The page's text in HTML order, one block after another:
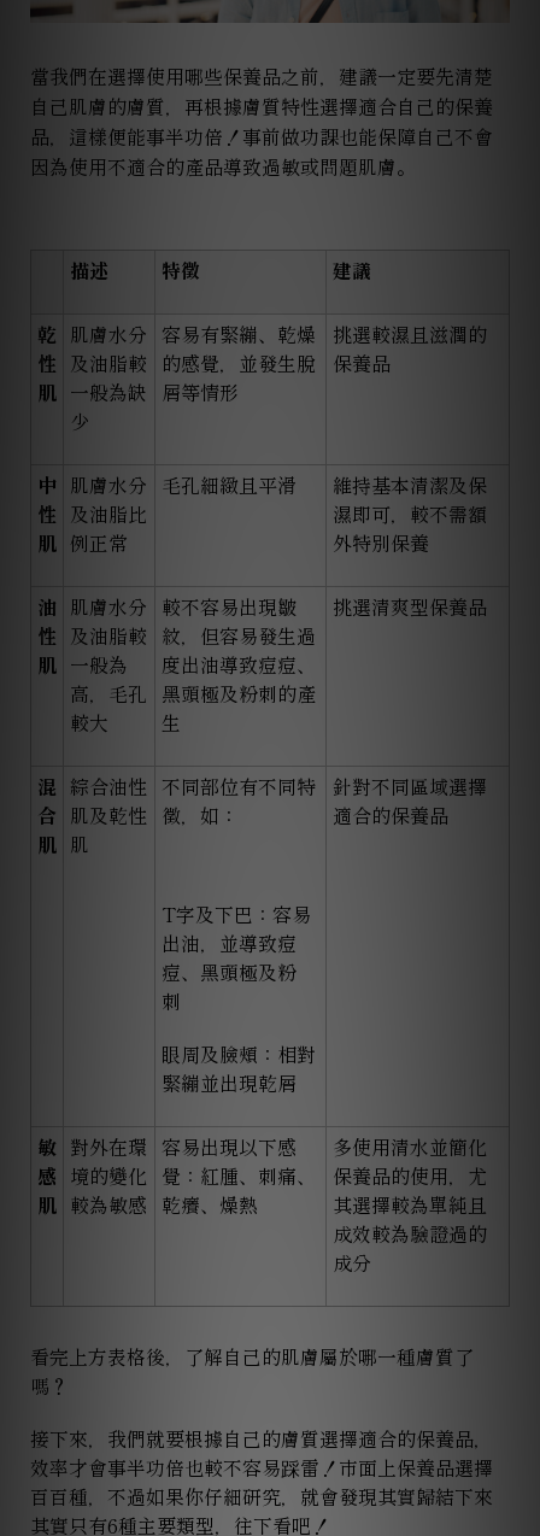
當我們在選擇使用哪些保養品之前，建議一定要先清楚
自己肌膚的膚質，再根據膚質特性選擇適合自己的保養
品，這樣便能事半功倍！事前做功課也能保障自己不會
因為使用不適合的產品導致過敏或問題肌膚。
描述 特徵 建議
乾
性
肌
肌膚水分
及油脂較
一般為缺
少
容易有緊繃、乾燥
的感覺，並發生脫
屑等情形
挑選較濕且滋潤的
保養品
中
性
肌
肌膚水分
及油脂比
例正常
毛孔細緻且平滑
維持基本清潔及保
濕即可，較不需額
外特別保養
油
性
肌
肌膚水分
及油脂較
一般為
高，毛孔
較大
較不容易出現皺
紋，但容易發生過
度出油導致痘痘、
黑頭極及粉刺的產
生
挑選清爽型保養品
混
合
肌
綜合油性
肌及乾性
肌
不同部位有不同特
徵，如：
T字及下巴：容易
出油，並導致痘
痘、黑頭極及粉
刺
眼周及臉頰：相對
緊繃並出現乾屑
針對不同區域選擇
適合的保養品
敏
感
肌
對外在環
境的變化
較為敏感
容易出現以下感
覺：紅腫、刺痛、
乾癢、燥熱
多使用清水並簡化
保養品的使用，尤
其選擇較為單純且
成效較為驗證過的
成分
看完上方表格後，了解自己的肌膚屬於哪一種膚質了
嗎？
接下來，我們就要根據自己的膚質選擇適合的保養品，
效率才會事半功倍也較不容易踩雷！市面上保養品選擇
百百種，不過如果你仔細研究，就會發現其實歸結下來
其實只有6種主要類型，往下看吧！